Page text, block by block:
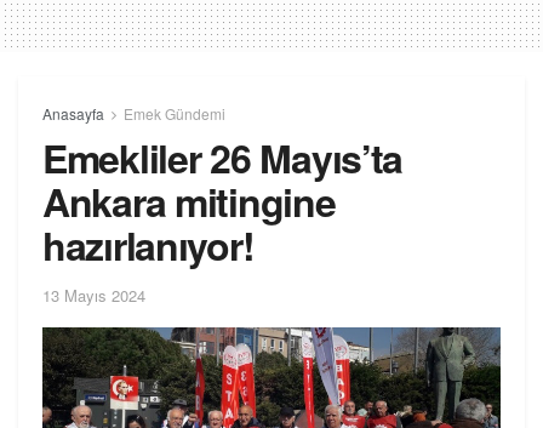
Anasayfa Emek Gündemi
Emekliler 26 Mayıs’ta
Ankara mitingine
hazırlanıyor!
13 Mayıs 2024